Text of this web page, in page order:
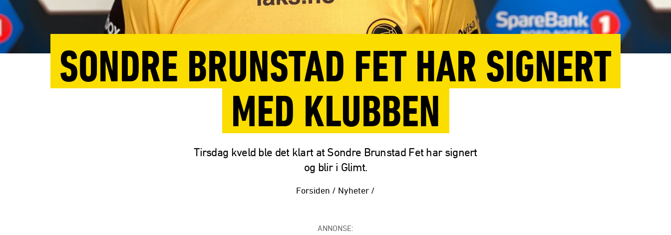
SONDRE BRUNSTAD FET HAR SIGNERT
MED KLUBBEN
Tirsdag kveld ble det klart at Sondre Brunstad Fet har signert
og blir i Glimt.
Forsiden / Nyheter /
ANNONSE: